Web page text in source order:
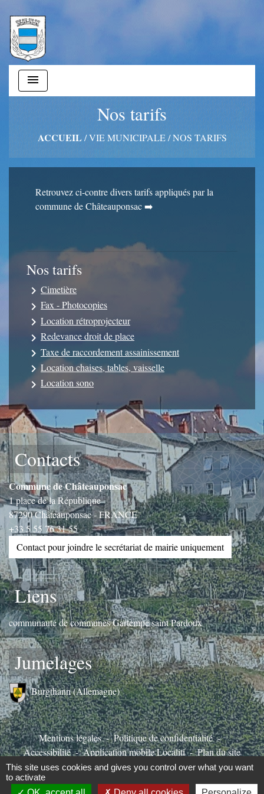
menu
Nos tarifs
ACCUEIL /VIE MUNICIPALE/NOS TARIFS
Retrouvez ci-contre divers tarifs appliqués par la
commune de Châteauponsac ➡️
Nos tarifs
keyboard_arrow_right Cimetière
keyboard_arrow_right Fax - Photocopies
keyboard_arrow_right Location rétroprojecteur
keyboard_arrow_right Redevance droit de place
keyboard_arrow_right Taxe de raccordement assainissement
keyboard_arrow_rightLocation chaises, tables, vaisselle
keyboard_arrow_right Location sono
Contacts
Commune de Châteauponsac
1 place de la République
87290 Châteauponsac - FRANCE
+33 5 55 76 31 55
Contact pour joindre le secrétariat de mairie uniquement
Liens
communauté de communes Gartempe saint Pardoux
Jumelages
Burgthann (Allemagne)
Mentions légales - Politique de confidentialité -
Accessibilité - Application mobile Localiti - Plan du site
- Gestion des cookies
This site uses cookies and gives you control over what you want
to activate